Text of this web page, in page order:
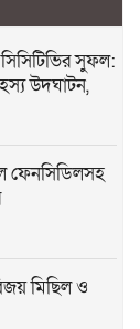
সুফল:
উদঘাটন,
ফেনসিডিলসহ
মিছিল ও